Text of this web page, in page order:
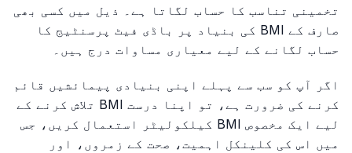
تخمینی تناسب کا حساب لگاتا ہے۔ ذیل میں کسی بھی
صارف کے BMI کی بنیاد پر باڈی فیٹ پرسنٹیج کا
حساب لگانے کے لیے معیاری مساوات درج ہیں۔
اگر آپ کو سب سے پہلے اپنی بنیادی پیمائشیں قائم
کرنے کی ضرورت ہے، تو اپنا درست BMI تلاش کرنے کے
لیے ایک مخصوص BMI کیلکولیٹر استعمال کریں، جس
میں اس کی کلینکل اہمیت، صحت کے زمروں، اور